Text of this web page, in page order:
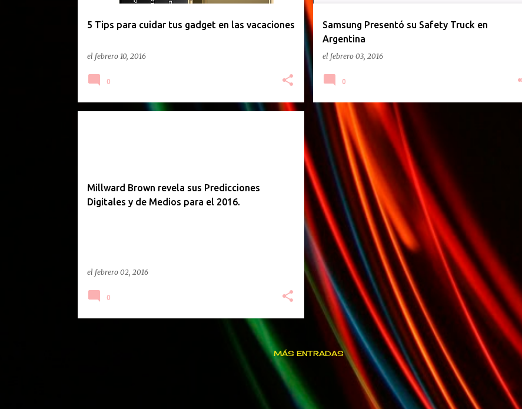
5 Tips para cuidar tus gadget en las vacaciones
el febrero 10, 2016
0
Samsung Presentó su Safety Truck en
Argentina
el febrero 03, 2016
0
Millward Brown revela sus Predicciones
Digitales y de Medios para el 2016.
el febrero 02, 2016
0
MÁS ENTRADAS